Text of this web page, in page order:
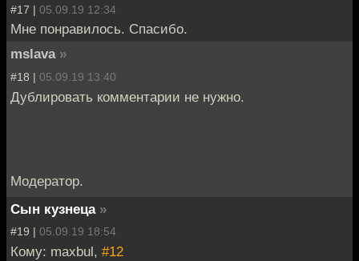
#17 | 05.09.19 12:34
Мне понравилось. Спасибо.
mslava »
#18 | 05.09.19 13:40
Дублировать комментарии не нужно.
Модератор.
Сын кузнеца »
#19 | 05.09.19 18:54
Кому: maxbul, #12